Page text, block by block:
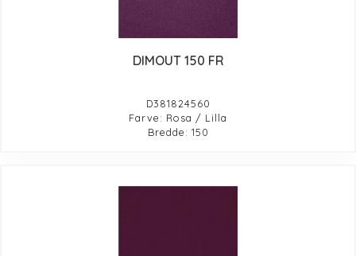
DIMOUT 150 FR
D381824560
Farve: Rosa / Lilla
Bredde: 150